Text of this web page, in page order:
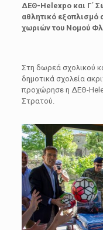
ΔΕΘ-Helexpo και Γ΄
αθλητικό εξοπλισμό
χωριών του Νομού
Στη δωρεά σχολικού
δημοτικά σχολεία
προχώρησε η ΔΕΘ-
Στρατού.